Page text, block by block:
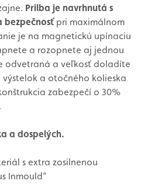
Prilba je navrhnutá s
bezpečnosťpri maximálnom
je na magnetickú upínaciu
a rozopnete aj jednou
odvetraná a veľkosť doladíte
a otočného kolieska
zabezpečí o 30%
a dospelých.
s extra zosilnenou
Inmould“